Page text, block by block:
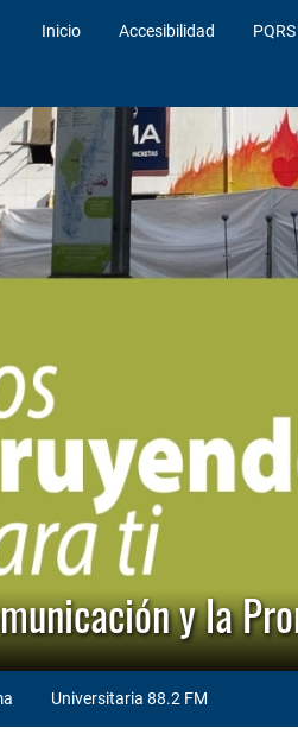
Inicio Accesibilidad PQRS
y la
Universitaria 88.2 FM